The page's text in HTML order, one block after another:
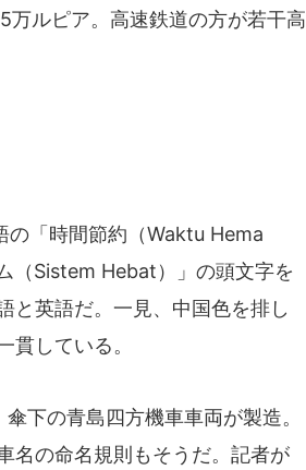
ルピア。高速鉄道の方が若干高
「時間節約（Waktu Hema
（Sistem Hebat）」の頭文字を
と英語だ。一見、中国色を排し
している。
下の青島四方機車車両が製造。
名の命名規則もそうだ。記者が